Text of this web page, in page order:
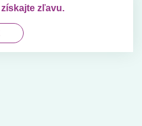
získajte zľavu.